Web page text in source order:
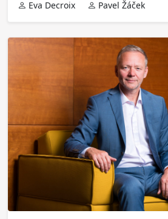
Eva Decroix Pavel Žáček